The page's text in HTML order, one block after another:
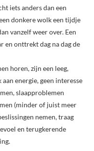
iets anders dan een
donkere wolk een tijdje
vanzelf weer over. Een
en onttrekt dag na dag de
horen, zijn een leeg,
energie, geen interesse
slaapproblemen
(minder of juist meer
nemen, traag
en terugkerende